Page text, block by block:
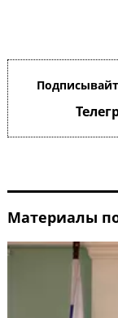
Материалы